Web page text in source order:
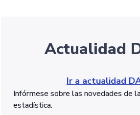
Actualidad
Ir a actualidad
Infórmese sobre las novedades de
estadística.